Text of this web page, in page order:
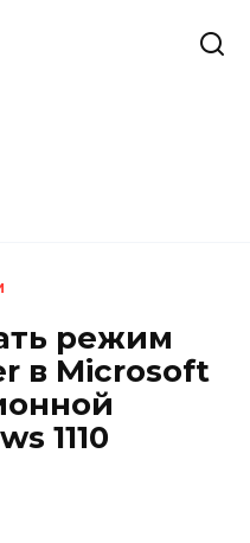
режим
в Microsoft
1110